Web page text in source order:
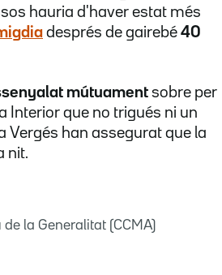
hauria d'haver estat més
després de gairebé 40
mútuament sobre per
Interior que no trigués ni un
Vergés han assegurat que la
nit.
la Generalitat (CCMA)